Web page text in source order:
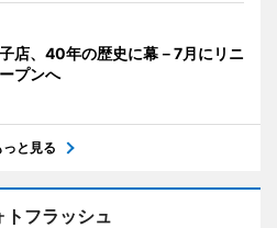
店、40年の歴史に幕－7月にリニ
プンへ
っと見る
トフラッシュ